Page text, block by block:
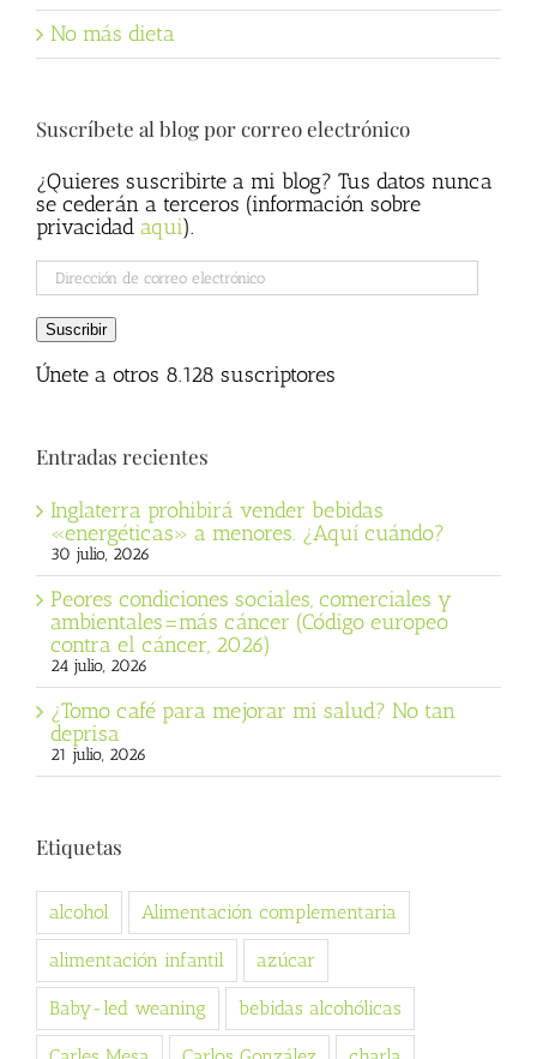
No más dieta
Suscríbete al blog por correo electrónico
¿Quieres suscribirte a mi blog? Tus datos nunca
se cederán a terceros (información sobre
privacidad aqui).
Dirección
de
correo
electrónico
Suscribir
Únete a otros 8.128 suscriptores
Entradas recientes
Inglaterra prohibirá vender bebidas
«energéticas» a menores. ¿Aquí cuándo?
30 julio, 2026
Peores condiciones sociales, comerciales y
ambientales=más cáncer (Código europeo
contra el cáncer, 2026)
24 julio, 2026
¿Tomo café para mejorar mi salud? No tan
deprisa
21 julio, 2026
Etiquetas
alcohol Alimentación complementaria
alimentación infantil azúcar
Baby-led weaning bebidas alcohólicas